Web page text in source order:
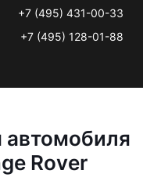
+7 (495) 431-00-33
+7 (495) 128-01-88
автомобиля
Rover